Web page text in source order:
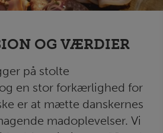
OG VÆRDIER
på stolte
en stor forkærlighed for
er at mætte danskernes
madoplevelser. Vi